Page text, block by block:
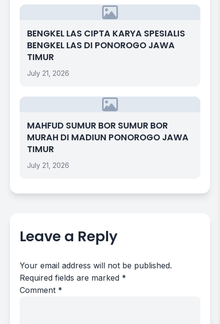
BENGKEL LAS CIPTA KARYA SPESIALIS
BENGKEL LAS DI PONOROGO JAWA
TIMUR
July 21, 2026
MAHFUD SUMUR BOR SUMUR BOR
MURAH DI MADIUN PONOROGO JAWA
TIMUR
July 21, 2026
Leave a Reply
Your email address will not be published.
Required fields are marked *
Comment *